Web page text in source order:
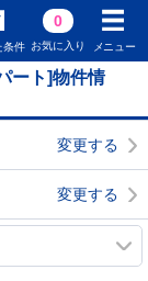
条件
0
お気に入り メニュー
ート]物件情
変更する
変更する